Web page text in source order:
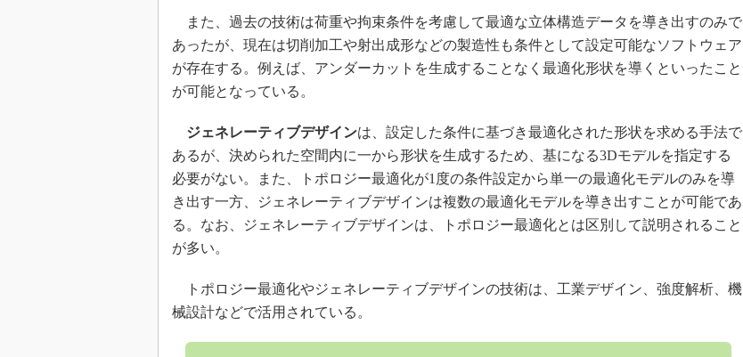
制御セキュリティ
新型コロナへの対応
また、過去の技術は荷重や拘束条件を考慮して最適な立体構造データを導き出すのみで
あったが、現在は切削加工や射出成形などの製造性も条件として設定可能なソフトウェア
が存在する。例えば、アンダーカットを生成することなく最適化形状を導くといったこと
が可能となっている。
ジェネレーティブデザインは、設定した条件に基づき最適化された形状を求める手法で
あるが、決められた空間内に一から形状を生成するため、基になる3Dモデルを指定する
必要がない。また、トポロジー最適化が1度の条件設定から単一の最適化モデルのみを導
き出す一方、ジェネレーティブデザインは複数の最適化モデルを導き出すことが可能であ
る。なお、ジェネレーティブデザインは、トポロジー最適化とは区別して説明されること
が多い。
トポロジー最適化やジェネレーティブデザインの技術は、工業デザイン、強度解析、機
械設計などで活用されている。